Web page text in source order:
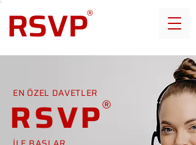
EN ÖZEL DAVETLER
RSVP